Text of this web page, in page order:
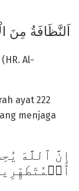
اَلنَّظَافَةُ مِنَ
Al-
ayat 222
menjaga
ٱلۡمُتَطَهِّرِينَ